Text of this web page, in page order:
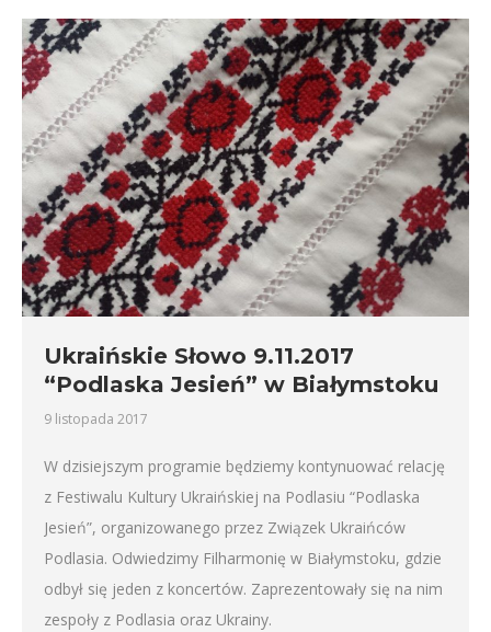
Ukraińskie Słowo 9.11.2017
“Podlaska Jesień” w Białymstoku
9 listopada 2017
W dzisiejszym programie będziemy kontynuować relację
z Festiwalu Kultury Ukraińskiej na Podlasiu “Podlaska
Jesień”, organizowanego przez Związek Ukraińców
Podlasia. Odwiedzimy Filharmonię w Białymstoku, gdzie
odbył się jeden z koncertów. Zaprezentowały się na nim
zespoły z Podlasia oraz Ukrainy.